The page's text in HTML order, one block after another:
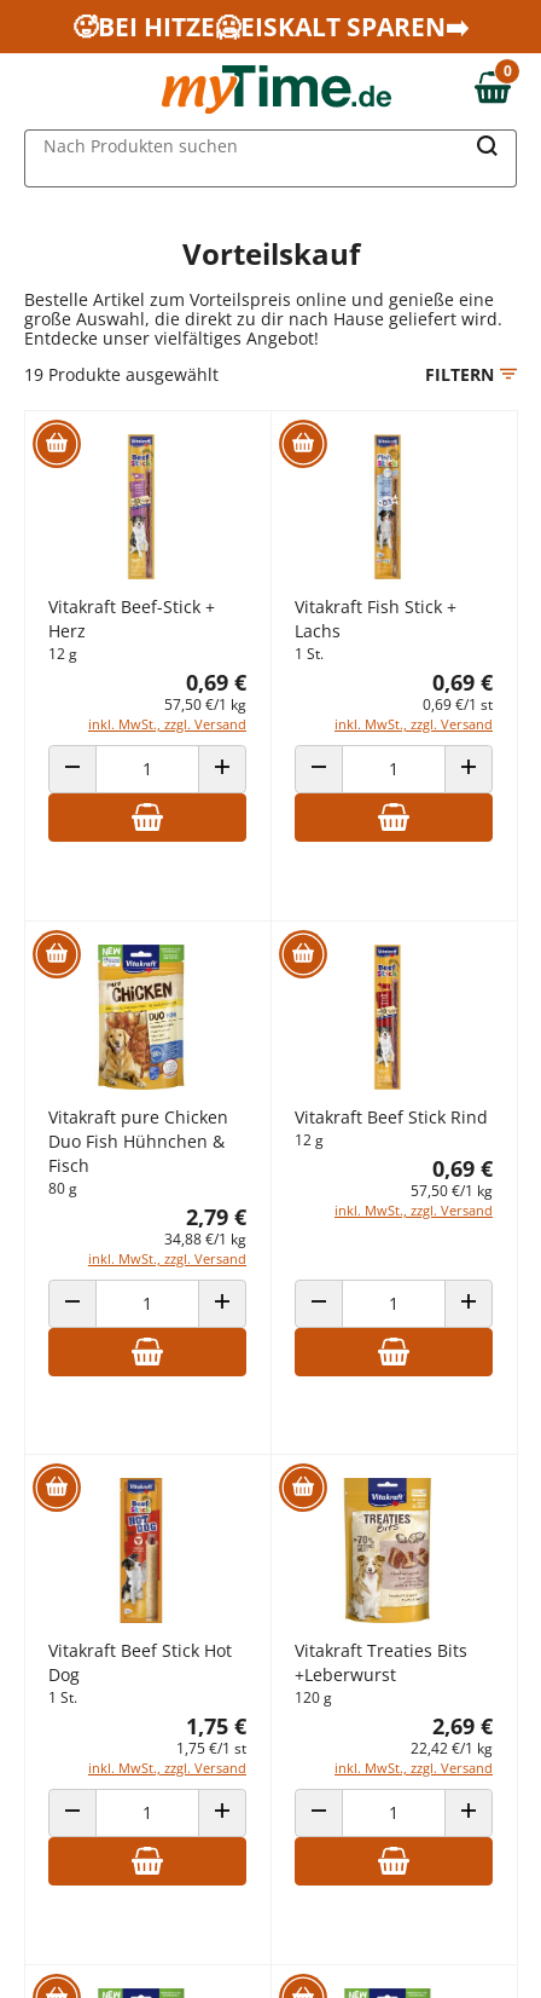
Zum Hauptinhalt springen
Zur Navigation springen
Zur Suche springen
🥵BEI HITZE🥶EISKALT SPAREN➡️
0,00 €
0
Nach Produkten suchen
Vorteilskauf
Bestelle Artikel zum Vorteilspreis online und genieße eine
große Auswahl, die direkt zu dir nach Hause geliefert wird.
Entdecke unser vielfältiges Angebot!
19 Produkte ausgewählt FILTERN
Vitakraft Beef-Stick +
Herz
12 g
0,69 €
57,50 €/1 kg
inkl. MwSt., zzgl. Versand
ANZAHL VERRINGERN ANZAHL ERHÖHEN
Vitakraft Fish Stick +
Lachs
1 St.
0,69 €
0,69 €/1 st
inkl. MwSt., zzgl. Versand
ANZAHL VERRINGERN ANZAHL
Vitakraft pure Chicken
Duo Fish Hühnchen &
Fisch
80 g
2,79 €
34,88 €/1 kg
inkl. MwSt., zzgl. Versand
ANZAHL VERRINGERN ANZAHL ERHÖHEN
Vitakraft Beef Stick Rind
12 g
0,69 €
57,50 €/1 kg
inkl. MwSt., zzgl. Versand
ANZAHL VERRINGERN ANZAHL
Vitakraft Beef Stick Hot
Dog
1 St.
1,75 €
1,75 €/1 st
inkl. MwSt., zzgl. Versand
ANZAHL VERRINGERN ANZAHL ERHÖHEN
Vitakraft Treaties Bits
+Leberwurst
120 g
2,69 €
22,42 €/1 kg
inkl. MwSt., zzgl. Versand
ANZAHL VERRINGERN ANZAHL